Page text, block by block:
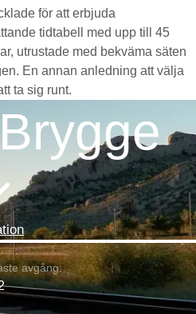
för att erbjuda
tidtabell med upp till 45
utrustade med bekväma säten
En annan anledning att välja
ta sig runt.
avgång: